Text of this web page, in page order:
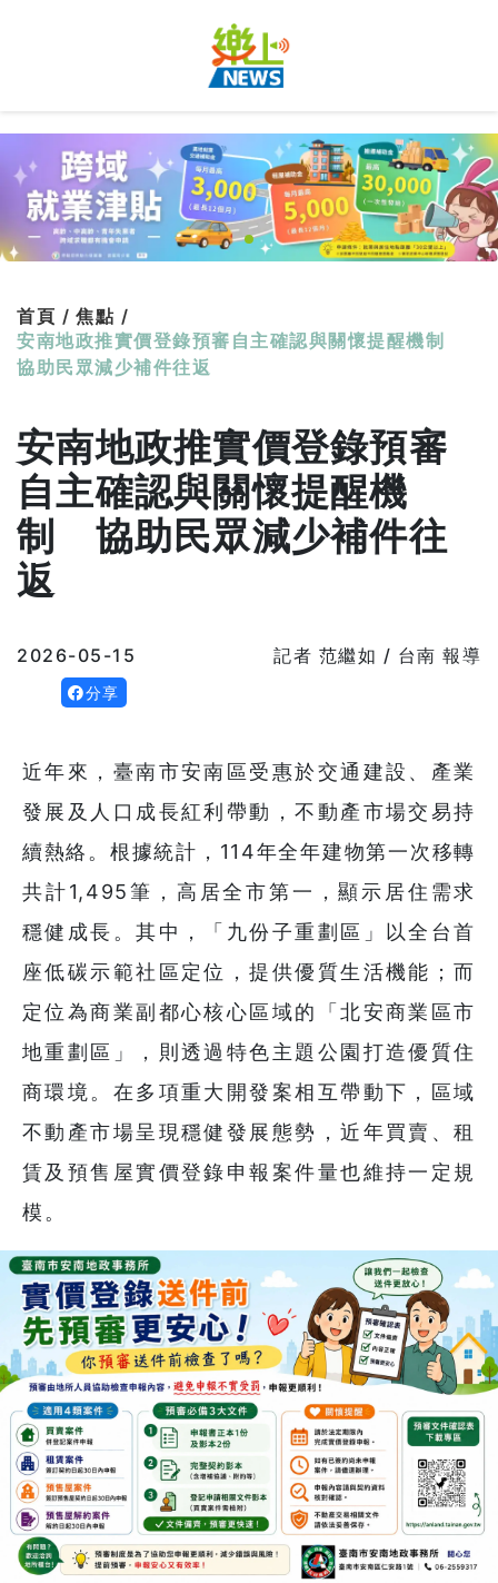
首頁 / 焦點 /
安南地政推實價登錄預審自主確認與關懷提醒機制
協助民眾減少補件往返
安南地政推實價登錄預審
自主確認與關懷提醒機
制 協助民眾減少補件往
返
2026-05-15 記者 范繼如 / 台南 報導
分享
近年來，臺南市安南區受惠於交通建設、產業
發展及人口成長紅利帶動，不動產市場交易持
續熱絡。根據統計，114年全年建物第一次移轉
共計1,495筆，高居全市第一，顯示居住需求
穩健成長。其中，「九份子重劃區」以全台首
座低碳示範社區定位，提供優質生活機能；而
定位為商業副都心核心區域的「北安商業區市
地重劃區」，則透過特色主題公園打造優質住
商環境。在多項重大開發案相互帶動下，區域
不動產市場呈現穩健發展態勢，近年買賣、租
賃及預售屋實價登錄申報案件量也維持一定規
模。